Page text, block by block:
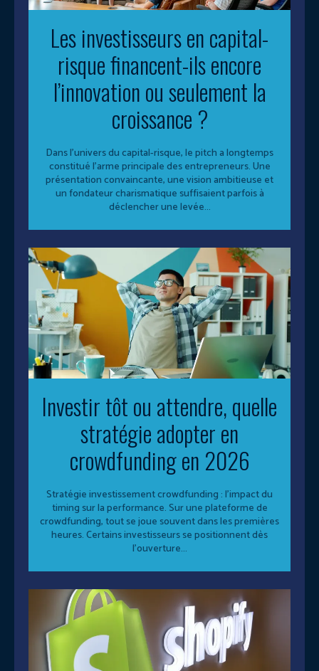
Les investisseurs en capital-
risque financent-ils encore
l’innovation ou seulement la
croissance ?
Dans l'univers du capital-risque, le pitch a longtemps
constitué l'arme principale des entrepreneurs. Une
présentation convaincante, une vision ambitieuse et
un fondateur charismatique suffisaient parfois à
déclencher une levée...
Investir tôt ou attendre, quelle
stratégie adopter en
crowdfunding en 2026
Stratégie investissement crowdfunding : l’impact du
timing sur la performance. Sur une plateforme de
crowdfunding, tout se joue souvent dans les premières
heures. Certains investisseurs se positionnent dès
l’ouverture...